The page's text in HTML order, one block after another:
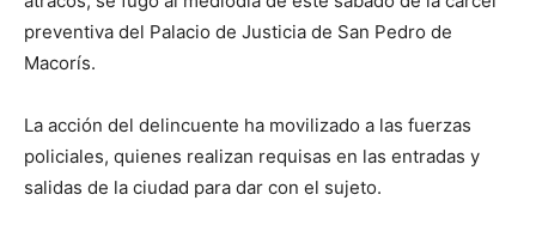
preventiva del Palacio de Justicia de San Pedro de
Macorís.
La acción del delincuente ha movilizado a las fuerzas
policiales, quienes realizan requisas en las entradas y
salidas de la ciudad para dar con el sujeto.